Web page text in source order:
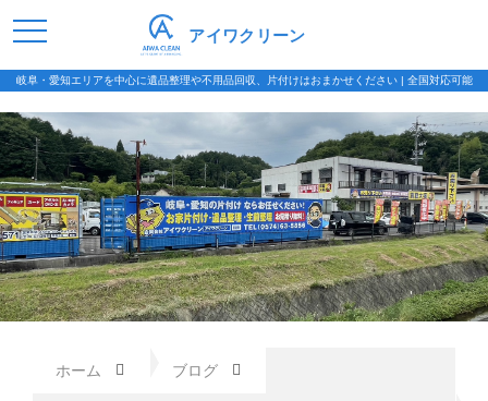
岐阜・愛知エリアを中心に遺品整理や不用品回収、片付けはおまかせください | 全国対応可能
アイワクリーン
ホーム ブログ